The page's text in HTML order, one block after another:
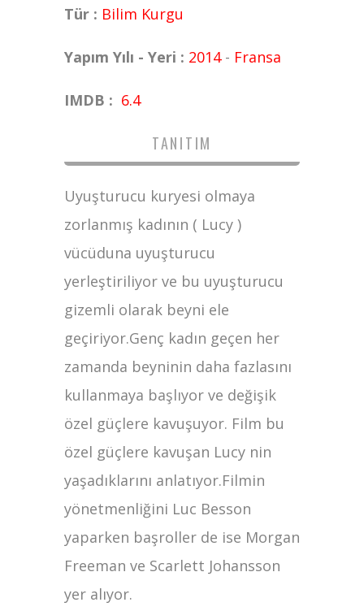
Tür : Bilim Kurgu
Yapım Yılı - Yeri : 2014- Fransa
IMDB : 6.4
TANITIM
Uyuşturucu kuryesi olmaya
zorlanmış kadının ( Lucy )
vücüduna uyuşturucu
yerleştiriliyor ve bu uyuşturucu
gizemli olarak beyni ele
geçiriyor.Genç kadın geçen her
zamanda beyninin daha fazlasını
kullanmaya başlıyor ve değişik
özel güçlere kavuşuyor. Film bu
özel güçlere kavuşan Lucy nin
yaşadıklarını anlatıyor.Filmin
yönetmenliğini Luc Besson
yaparken başroller de ise Morgan
Freeman ve Scarlett Johansson
yer alıyor.